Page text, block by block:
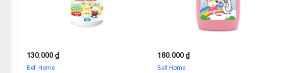
130.000 ₫
Bell Home
180.000 ₫
Bell Home